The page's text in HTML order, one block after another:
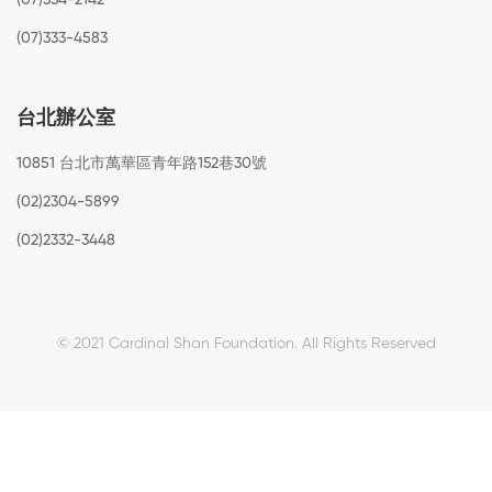
(07)333-4583
台北辦公室
10851 台北市萬華區青年路152巷30號
(02)2304-5899
(02)2332-3448
© 2021 Cardinal Shan Foundation. All Rights Reserved